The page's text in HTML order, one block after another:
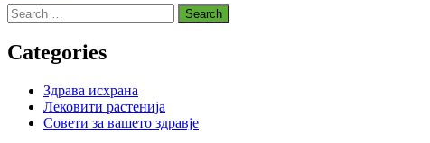
Search
for:
Categories
Здрава исхрана
Лековити растенија
Совети за вашето здравје